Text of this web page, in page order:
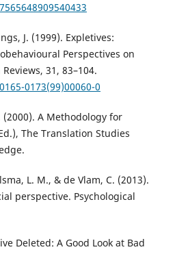
J. (1999). Expletives:
Perspectives on
31, 83–104.
0173(99)00060-0
(2000). A Methodology for
The Translation Studies
L. M., & de Vlam, C. (2013).
perspective. Psychological
Deleted: A Good Look at Bad